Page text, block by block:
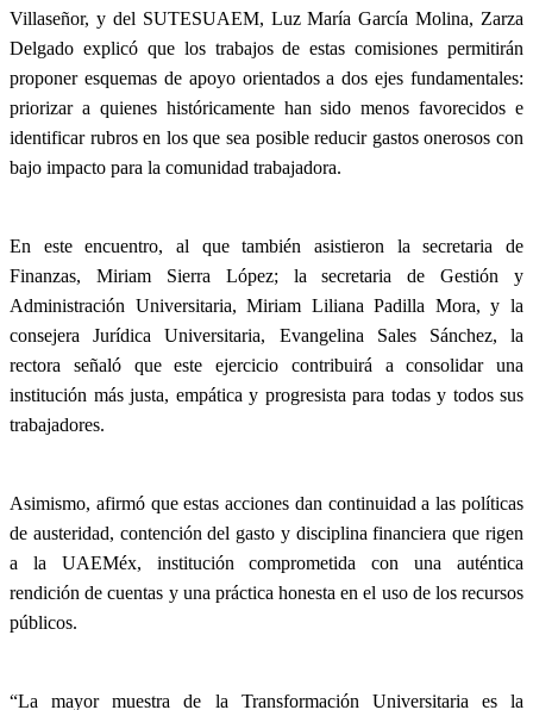
Villaseñor, y del SUTESUAEM, Luz María García Molina, Zarza
Delgado explicó que los trabajos de estas comisiones permitirán
proponer esquemas de apoyo orientados a dos ejes fundamentales:
priorizar a quienes históricamente han sido menos favorecidos e
identificar rubros en los que sea posible reducir gastos onerosos con
bajo impacto para la comunidad trabajadora.
En este encuentro, al que también asistieron la secretaria de
Finanzas, Miriam Sierra López; la secretaria de Gestión y
Administración Universitaria, Miriam Liliana Padilla Mora, y la
consejera Jurídica Universitaria, Evangelina Sales Sánchez, la
rectora señaló que este ejercicio contribuirá a consolidar una
institución más justa, empática y progresista para todas y todos sus
trabajadores.
Asimismo, afirmó que estas acciones dan continuidad a las políticas
de austeridad, contención del gasto y disciplina financiera que rigen
a la UAEMéx, institución comprometida con una auténtica
rendición de cuentas y una práctica honesta en el uso de los recursos
públicos.
“La mayor muestra de la Transformación Universitaria es la